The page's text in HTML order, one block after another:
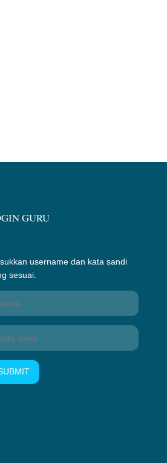
GURU
username dan kata sandi
sesuai.